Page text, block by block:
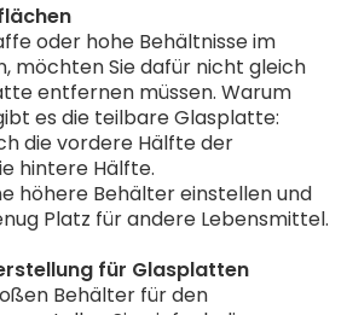
oder hohe Behältnisse im
möchten Sie dafür nicht gleich
entfernen müssen. Warum
es die teilbare Glasplatte:
die vordere Hälfte der
hintere Hälfte.
höhere Behälter einstellen und
Platz für andere Lebensmittel.
für Glasplatten
Behälter für den